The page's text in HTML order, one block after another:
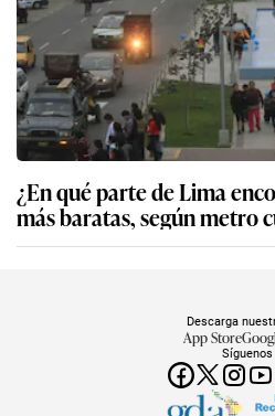
¿En qué parte de Lima
más baratas, según metro
Síguenos
Descarga
App Store